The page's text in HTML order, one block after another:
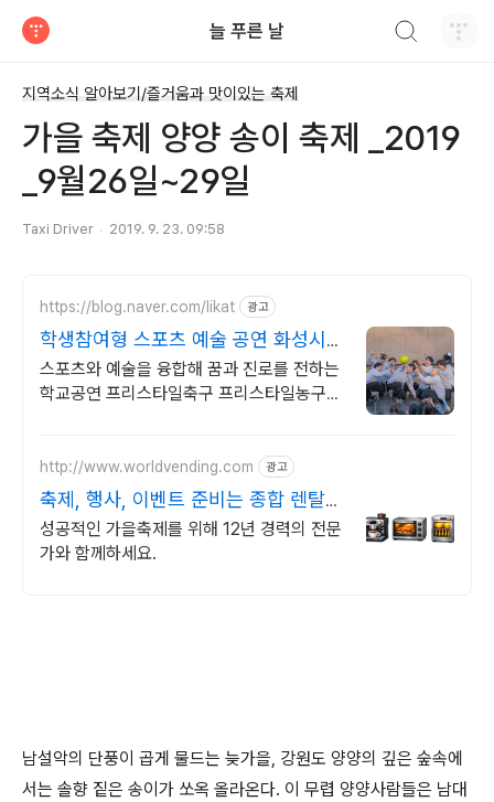
늘 푸른 날
지역소식 알아보기/즐거움과 맛이있는 축제
가을 축제 양양 송이 축제 _2019
_9월26일~29일
Taxi Driver 2019. 9. 23. 09:58
https://blog.naver.com/likat 광고
학생참여형 스포츠 예술 공연 화성시
예술탐구 우수공연팀
스포츠와 예술을 융합해 꿈과 진로를 전하는
학교공연 프리스타일축구 프리스타일농구
http://www.worldvending.com 광고
축제, 행사, 이벤트 준비는 종합 렌탈
서비스 푸드앤머신
성공적인 가을축제를 위해 12년 경력의 전문
가와 함께하세요.
남설악의 단풍이 곱게 물드는 늦가을, 강원도 양양의 깊은 숲속에
서는 솔향 짙은 송이가 쏘옥 올라온다. 이 무렵 양양사람들은 남대